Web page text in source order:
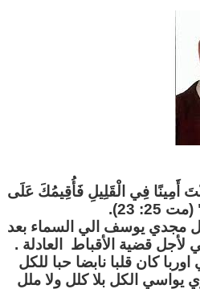
أَمِينًا فِي الْقَلِيلِ فَأُقِيمُكَ عَلَى
23).
مجدي يوسف الي السماء بعد
قضية الأقباط العادلة .
كان قلبا نابضا حبا للكل
يواسي الكل بلا كلل ولا ملل